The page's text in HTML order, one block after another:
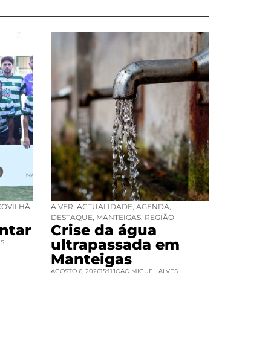
,
A VER, ACTUALIDADE, AGENDA,
DESTAQUE, MANTEIGAS, REGIÃO
Crise da água
ultrapassada em
Manteigas
AGOSTO 6, 202615:11JOAO MIGUEL ALVES